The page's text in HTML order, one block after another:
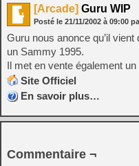
[Arcade] Guru WIP
Posté le 21/11/2002 à 09:00
Guru nous anonce qu’il
un Sammy 1995.
Il met en vente également
Site Officiel
En savoir plus…
Commentaire ¬